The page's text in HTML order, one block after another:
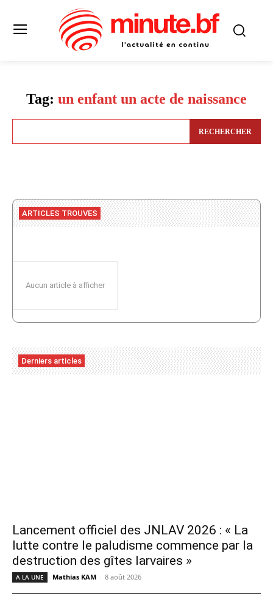
Tag: un enfant un acte de naissance
RECHERCHER
ARTICLES TROUVES
Aucun article à afficher
Derniers articles
Lancement officiel des JNLAV 2026 : « La
lutte contre le paludisme commence par la
destruction des gîtes larvaires »
A LA UNE Mathias KAM - 8 août 2026